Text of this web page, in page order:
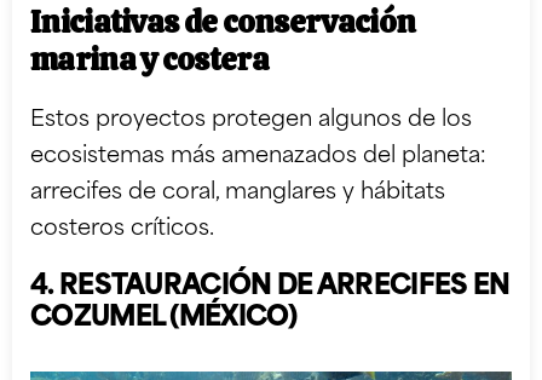
Iniciativas de conservación
marina y costera
Estos proyectos protegen algunos de los
ecosistemas más amenazados del planeta:
arrecifes de coral, manglares y hábitats
costeros críticos.
4. RESTAURACIÓN DE ARRECIFES EN
COZUMEL (MÉXICO)